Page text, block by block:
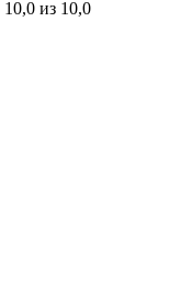
10,0 из 10,0